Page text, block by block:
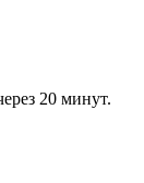
20 минут.